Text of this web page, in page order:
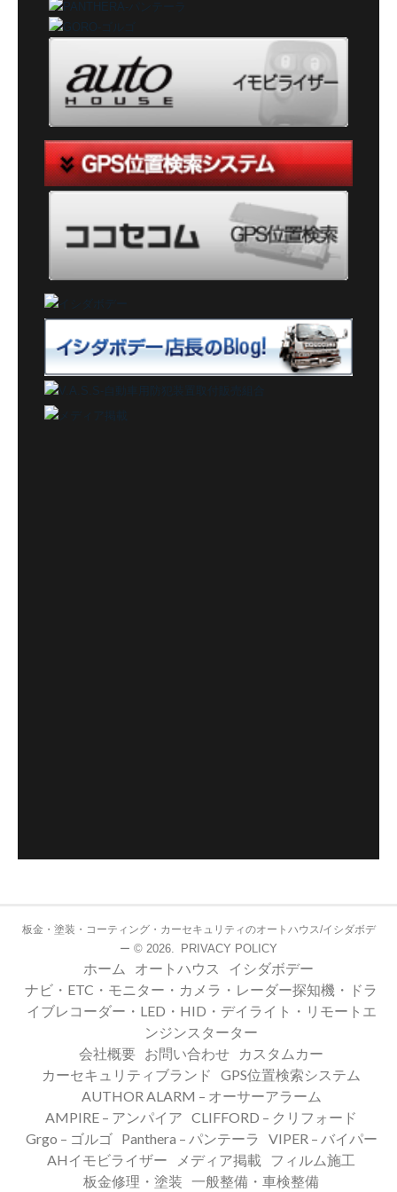
板金・塗装・コーティング・カーセキュリティのオートハウス/イシダボデ
ー © 2026. PRIVACY POLICY
ホーム オートハウス
イシダボデー
ナビ・ETC・モニター・カメラ・レーダー探知機・ドラ
イブレコーダー・LED・HID・デイライト・リモートエ
ンジンスターター
会社概要 お問い合わせ
カスタムカー
カーセキュリティブランド
GPS位置検索システム
AUTHOR ALARM – オーサーアラーム
AMPIRE – アンパイア CLIFFORD – クリフォード
Grgo – ゴルゴ
Panthera – パンテーラ
VIPER – バイパー
AHイモビライザー
メディア掲載
フィルム施工
板金修理・塗装 一般整備・車検整備